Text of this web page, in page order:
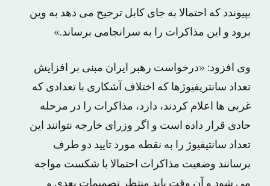
بپیوندد که احتمالا به جای کابل ترجیح می دهد به وین
برود و این مذاکرات را به سرانجامی برساند.»
وی افزود: «درخواست رهبر ایران مبنی بر افزایش
تعداد سانتریفیوژها که اختلاف آشکاری با تعدادی که
غربی ها اعلام کردند، دارد، مذاکرات را در مرحله
حادی قرار داده است و اگر وزرای خارجه نتوانند این
تعداد سانتیفیوژ را به نقطه مورد تایید دو طرف
برسانند وضعیت مذاکرات احتمالا با شکست مواجه
می شود و آن وقت باید منتظر تصمیمات بعدی و